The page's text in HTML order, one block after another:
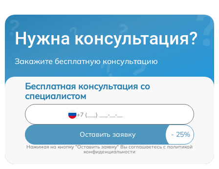
Нужна консультация?
Закажите бесплатную консультацию
Бесплатная консультация со
специалистом
Оставить заявку
Нажимая на кнопку "Оставить заявку" Вы соглашаетесь c политикой
конфиденциальности